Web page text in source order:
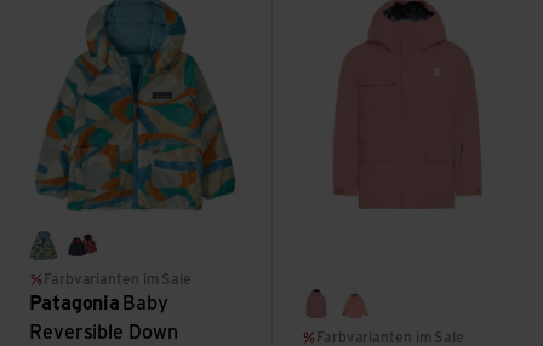
smudge: rutabaga white
forest being: sizzle red
Farbvarianten im Sale
Patagonia Baby
Reversible Down
dark rosegalaxy: sunset rose
Farbvarianten im Sale